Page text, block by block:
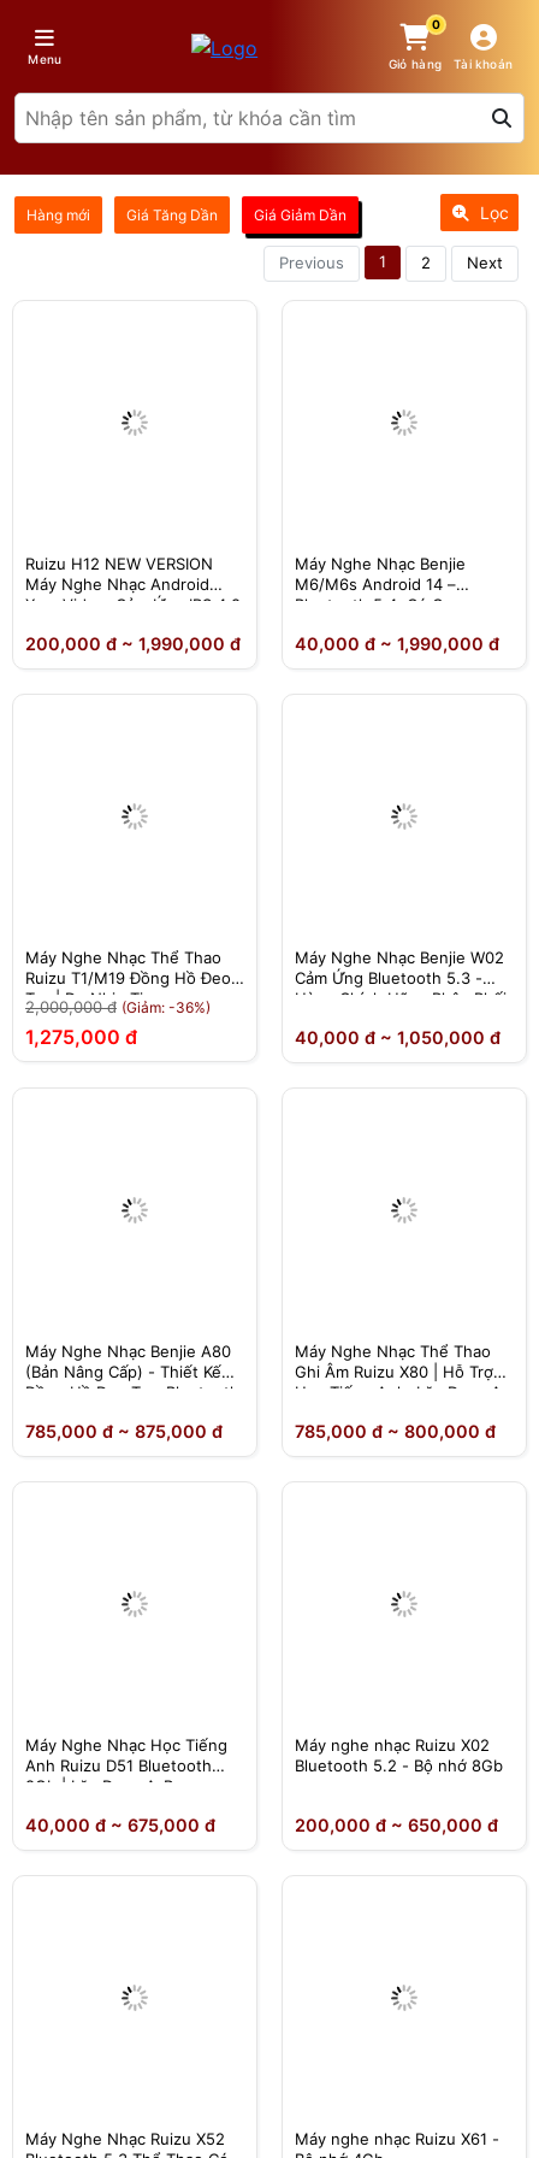
Menu
0
Giỏ hàng Tài khoản
Hàng mới Giá Tăng Dần Giá Giảm Dần Lọc
Previous 1 2 Next
Ruizu H12 NEW VERSION
Máy Nghe Nhạc Android
Xem Video ,Cảm Ứng IPS 4.8
Bluetooth 5.2, Wifi
200,000 đ ~ 1,990,000 đ
Máy Nghe Nhạc Benjie
M6/M6s Android 14 –
Bluetooth 5.4, Có Camera,
Hãng
40,000 đ ~ 1,990,000 đ
Máy Nghe Nhạc Thể Thao
Ruizu T1/M19 Đồng Hồ Đeo
Tay | Đo Nhịp Tim
2,000,000 đ (Giảm: -36%)
1,275,000 đ
Máy Nghe Nhạc Benjie W02
Cảm Ứng Bluetooth 5.3 -
Hàng Chính Hãng Phân Phối
40,000 đ ~ 1,050,000 đ
Máy Nghe Nhạc Benjie A80
(Bản Nâng Cấp) - Thiết Kế
Đồng Hồ Đeo Tay, Bluetooth
785,000 đ ~ 875,000 đ
Máy Nghe Nhạc Thể Thao
Ghi Âm Ruizu X80 | Hỗ Trợ
Học Tiếng Anh, Lặp Đoạn A-
785,000 đ ~ 800,000 đ
Máy Nghe Nhạc Học Tiếng
Anh Ruizu D51 Bluetooth
8Gb | Lặp Đoạn A-B
40,000 đ ~ 675,000 đ
Máy nghe nhạc Ruizu X02
Bluetooth 5.2 - Bộ nhớ 8Gb
200,000 đ ~ 650,000 đ
Máy Nghe Nhạc Ruizu X52
Máy nghe nhạc Ruizu X61 -